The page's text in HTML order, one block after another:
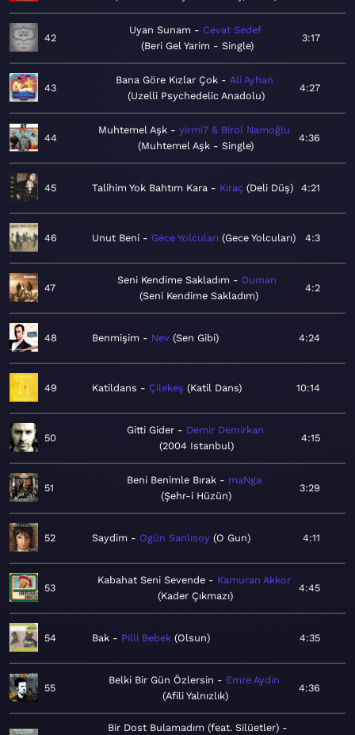
42
Uyan Sunam
Cevat Sedef
Beri Gel Yarim - Single
3:17
43
Bana Göre Kızlar Çok
Ali Ayhan
Uzelli Psychedelic Anadolu
4:27
44
Muhtemel Aşk
yirmi7 & Birol Namoğlu
Muhtemel Aşk - Single
4:36
45 Talihim Yok Bahtım Kara Kıraç Deli Düş 4:21
46 Unut Beni Gece Yolcuları Gece Yolcuları 4:3
47
Seni Kendime Sakladım
Duman
Seni Kendime Sakladım
4:2
48 Benmişim Nev Sen Gibi 4:24
49 Katildans Çilekeş Katil Dans 10:14
50
Gitti Gider
Demir Demirkan
2004 Istanbul
4:15
51
Beni Benimle Bırak
maNga
Şehr-i Hüzün
3:29
52 Saydim Ogün Sanlısoy O Gun 4:11
53
Kabahat Seni Sevende
Kamuran Akkor
Kader Çıkmazı
4:45
54 Bak Pilli Bebek Olsun 4:35
55
Belki Bir Gün Özlersin
Emre Aydın
Afili Yalnızlık
4:36
Bir Dost Bulamadım (feat. Silüetler)